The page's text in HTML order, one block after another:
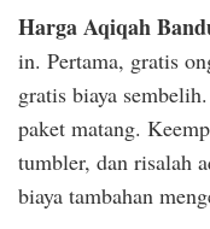
Harga Aqiqah
in. Pertama, gratis
gratis biaya
paket matang.
tumbler, dan risalah
biaya tambahan